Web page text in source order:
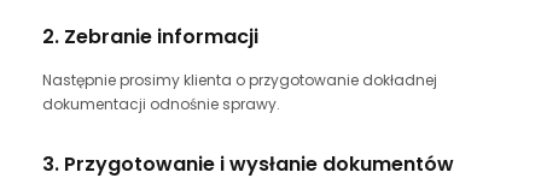
2. Zebranie informacji
Następnie prosimy klienta o przygotowanie dokładnej
dokumentacji odnośnie sprawy.
3. Przygotowanie i wysłanie dokumentów